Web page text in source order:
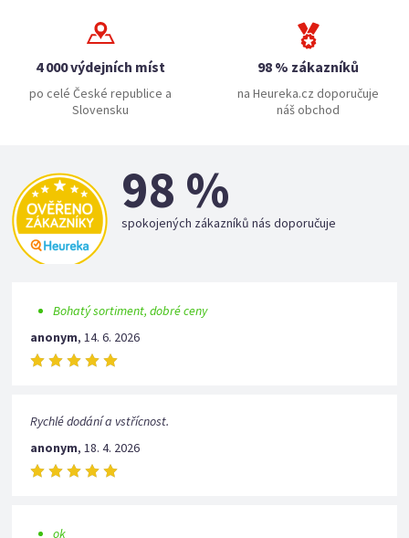
4 000 výdejních míst
po celé České republice a
Slovensku
98 % zákazníků
na Heureka.cz doporučuje
náš obchod
98 %
spokojených zákazníků nás doporučuje
Bohatý sortiment, dobré ceny
anonym,14. 6. 2026
Rychlé dodání a vstřícnost.
anonym,18. 4. 2026
ok